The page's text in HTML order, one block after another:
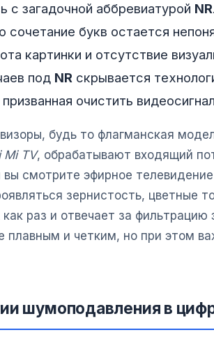
с загадочной аббревиатурой NR
сочетание букв остается
картинки и отсутствие
под NR скрывается
очистить
будь то флагманская
Mi TV, обрабатывают входящий
смотрите эфирное
зернистость, цветные
как раз и отвечает за фильтрацию
плавным и четким, но при этом
шумоподавления в